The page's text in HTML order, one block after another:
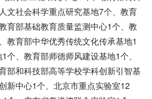
文社会科学重点研究基地7个、教育
育部基础教育质量监测中心1个、教
教育部中华优秀传统文化传承基地1
、教育部师德师风建设基地1个、
部和科技部高等学校学科创新引智基
新中心1个、北京市重点实验室12